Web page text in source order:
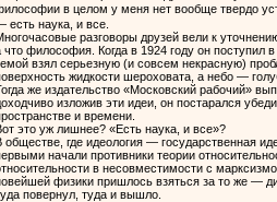
в целом у меня нет вообще твердо
есть наука, и все.
разговоры друзей вели к
что философия. Когда в 1924 году он
взял серьезную (и совсем некрасную)
жидкости шероховата, а небо —
же издательство «Московский рабочий»
изложив эти идеи, он постарался
и времени.
это уж лишнее? «Есть наука, и все»?
обществе, где идеология — государственная
начали противники теории
в несовместимости с
физики пришлось взяться за то же —
повернул, туда и вышло.